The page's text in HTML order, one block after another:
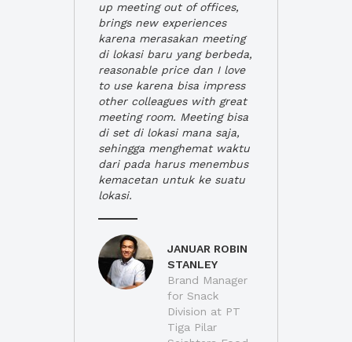
up meeting out of offices,
brings new experiences
karena merasakan meeting
di lokasi baru yang berbeda,
reasonable price dan I love
to use karena bisa impress
other colleagues with great
meeting room. Meeting bisa
di set di lokasi mana saja,
sehingga menghemat waktu
dari pada harus menembus
kemacetan untuk ke suatu
lokasi.
JANUAR ROBIN
STANLEY
Brand Manager
for Snack
Division at PT
Tiga Pilar